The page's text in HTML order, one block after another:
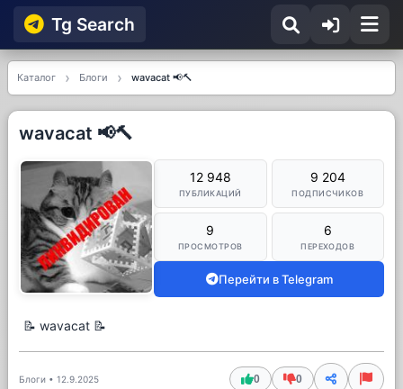
Tg Searсh
Каталог Блоги wavacat 📢🔨
wavacat 📢🔨
12 948
ПУБЛИКАЦИЙ
9 204
ПОДПИСЧИКОВ
9
ПРОСМОТРОВ
6
ПЕРЕХОДОВ
Перейти в Telegram
📝 wavacat 📝
Блоги • 12.9.2025 0 0